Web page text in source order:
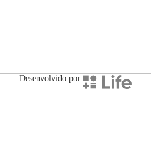
Desenvolvido por: